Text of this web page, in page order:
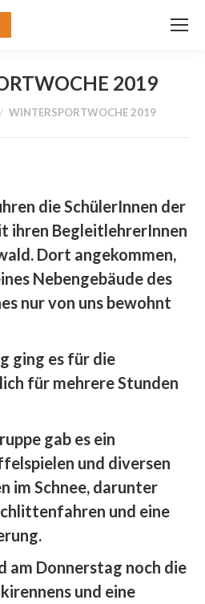
2019
WINTERSPORTWOCHE 2019
die SchülerInnen der
ihren BegleitlehrerInnen
Dort angekommen,
Nebengebäude des
nur von uns bewohnt
ging es für die
für mehrere Stunden
gab es ein
und diversen
im Schnee, darunter
und eine
am Donnerstag noch die
und eine